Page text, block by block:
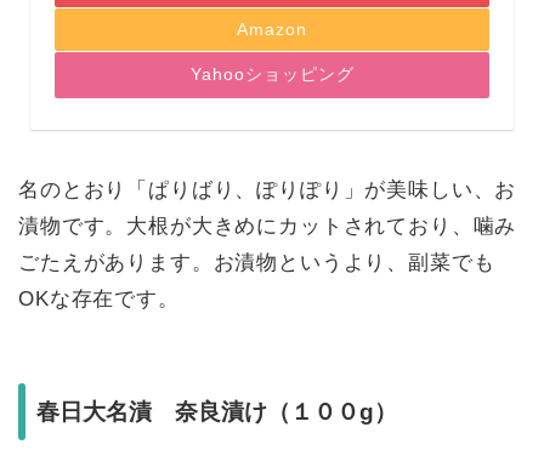
Amazon
Yahooショッピング
名のとおり「ぱりばり、ぽりぽり」が美味しい、お
漬物です。大根が大きめにカットされており、噛み
ごたえがあります。お漬物というより、副菜でも
OKな存在です。
春日大名漬 奈良漬け（１００g）